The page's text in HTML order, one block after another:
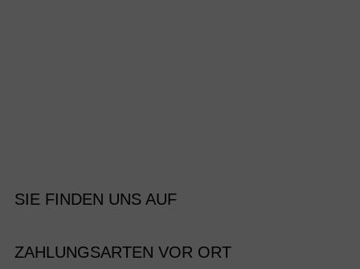
SIE FINDEN UNS AUF
ZAHLUNGSARTEN VOR ORT